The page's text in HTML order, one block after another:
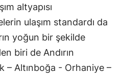
altyapısı
ulaşım standardı da
yoğun bir şekilde
biri de Andırın
– Altınboğa - Orhaniye –